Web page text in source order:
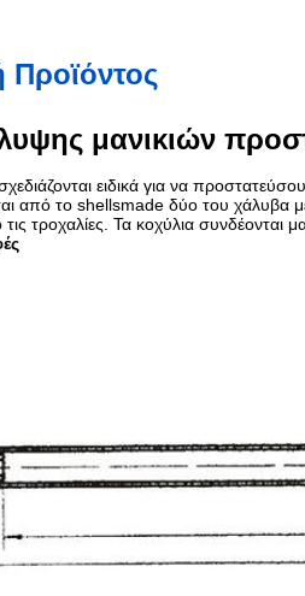
Προϊόντος
μανικιών
ειδικά για να
από το shellsmade δύο του χάλυβα
τροχαλίες. Τα κοχύλια συνδέονται